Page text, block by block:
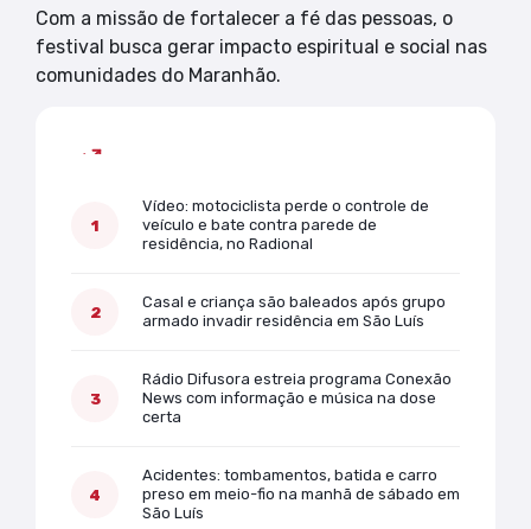
Com a missão de fortalecer a fé das pessoas, o
festival busca gerar impacto espiritual e social nas
comunidades do Maranhão.
Vídeo: motociclista perde o controle de
veículo e bate contra parede de
residência, no Radional
Casal e criança são baleados após grupo
armado invadir residência em São Luís
Rádio Difusora estreia programa Conexão
News com informação e música na dose
certa
Acidentes: tombamentos, batida e carro
preso em meio-fio na manhã de sábado em
São Luís